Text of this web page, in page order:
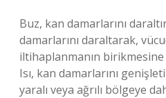
Buz, kan damarlarını
damarlarını daraltarak,
iltihaplanmanın
Isı, kan damarlarını
yaralı veya ağrılı bölgeye